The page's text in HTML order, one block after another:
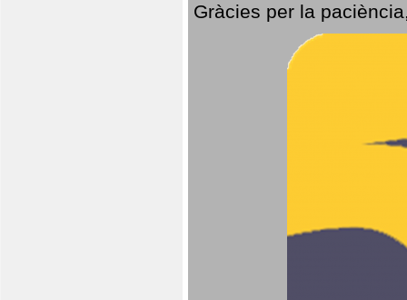
Gràcies per la